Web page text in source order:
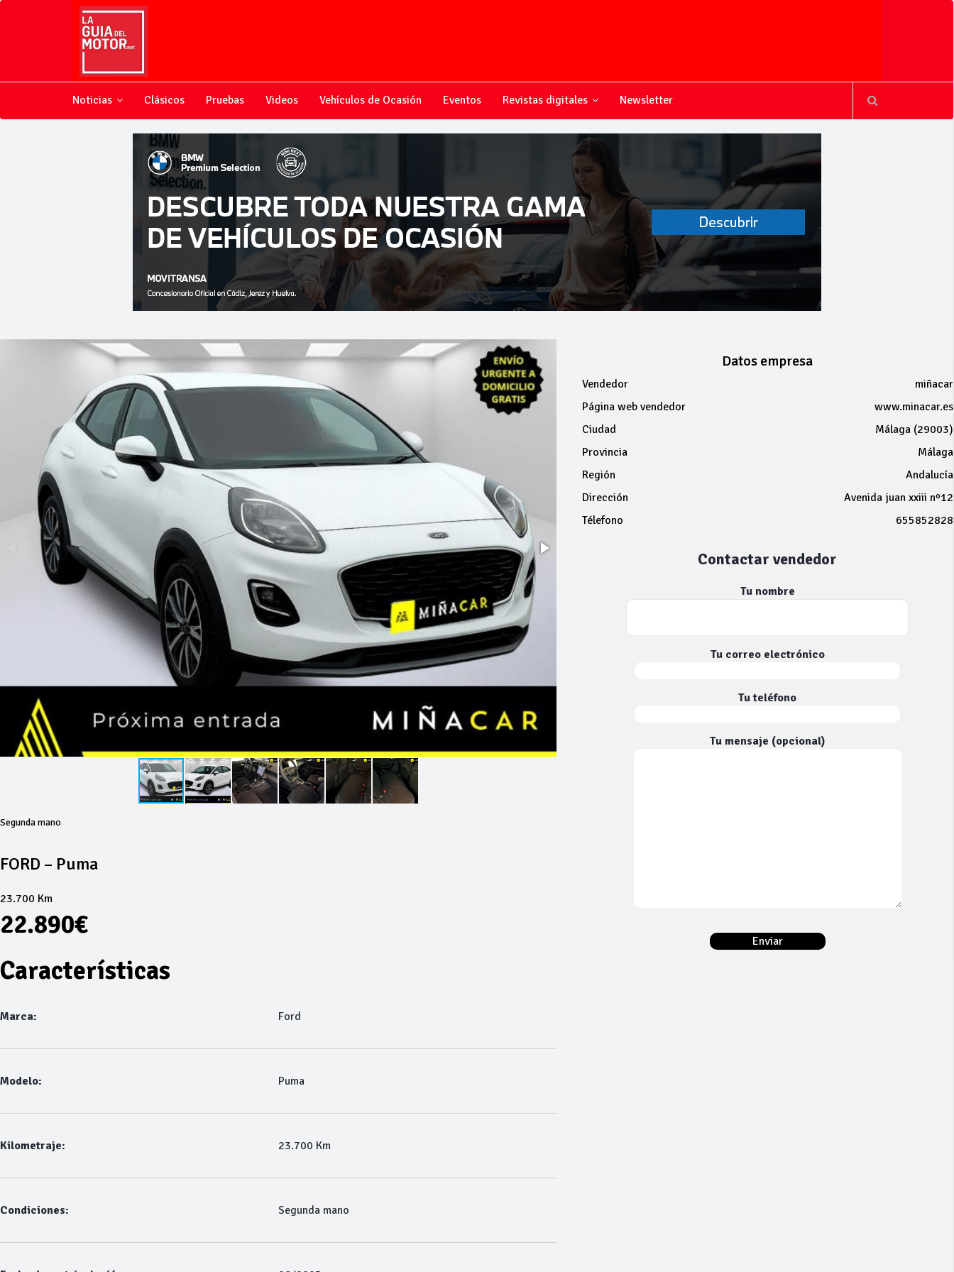
Noticias Clásicos Pruebas Videos Vehículos de Ocasión Eventos Revistas digitales Newsletter
Segunda mano
FORD – Puma
23.700 Km
22.890€
Características
Marca: Ford
Modelo: Puma
Kilometraje: 23.700 Km
Condiciones: Segunda mano
Datos empresa
Vendedor
miñacar
Página web vendedor
www.minacar.es
Ciudad
Málaga (29003)
Provincia
Málaga
Región
Andalucía
Dirección
Avenida juan xxiii nº12
Télefono
655852828
Contactar vendedor
Tu nombre
Tu correo electrónico
Tu teléfono
Tu mensaje (opcional)